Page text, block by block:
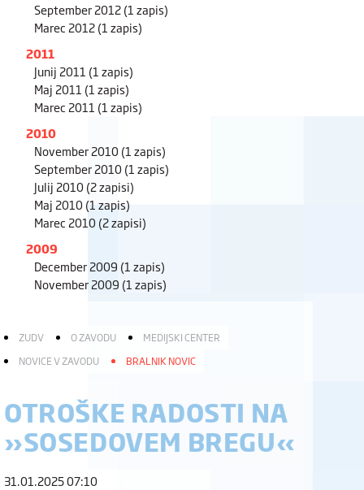
September 2012(1 zapis)
Marec 2012(1 zapis)
2011
Junij 2011 (1 zapis)
Maj 2011 (1 zapis)
Marec 2011 (1 zapis)
2010
November 2010(1 zapis)
September 2010(1 zapis)
Julij 2010(2 zapisi)
Maj 2010(1 zapis)
Marec 2010(2 zapisi)
2009
December 2009 (1 zapis)
November 2009 (1 zapis)
ZUDV O ZAVODU
MEDIJSKI CENTER
NOVICE V ZAVODU
BRALNIK NOVIC
OTROŠKE RADOSTI NA
»SOSEDOVEM BREGU«
31.01.2025 07:10